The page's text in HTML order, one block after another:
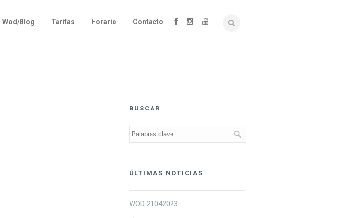
Wod/Blog Tarifas Horario Contacto
BUSCAR
ÚLTIMAS NOTICIAS
WOD 21042023